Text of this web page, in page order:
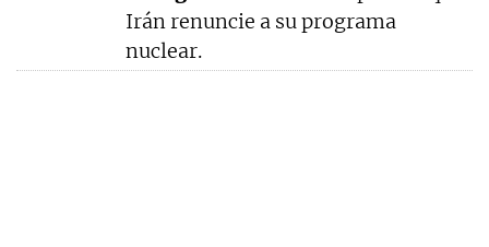
Irán renuncie a su programa
nuclear.